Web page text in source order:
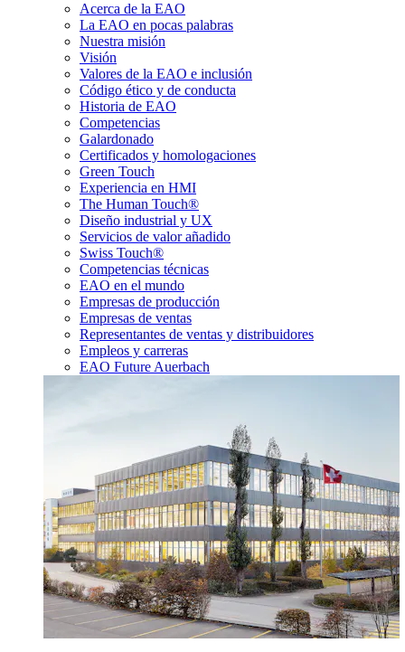
Acerca de la EAO
La EAO en pocas palabras
Nuestra misión
Visión
Valores de la EAO e inclusión
Código ético y de conducta
Historia de EAO
Competencias
Galardonado
Certificados y homologaciones
Green Touch
Experiencia en HMI
The Human Touch®
Diseño industrial y UX
Servicios de valor añadido
Swiss Touch®
Competencias técnicas
EAO en el mundo
Empresas de producción
Empresas de ventas
Representantes de ventas y distribuidores
Empleos y carreras
EAO Future Auerbach